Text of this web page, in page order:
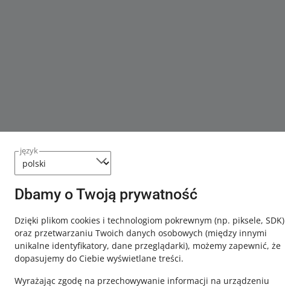
język
Dbamy o Twoją prywatność
Dzięki plikom cookies i technologiom pokrewnym (np. piksele, SDK)
oraz przetwarzaniu Twoich danych osobowych (między innymi
unikalne identyfikatory, dane przeglądarki), możemy zapewnić, że
dopasujemy do Ciebie wyświetlane treści.
Wyrażając zgodę na przechowywanie informacji na urządzeniu